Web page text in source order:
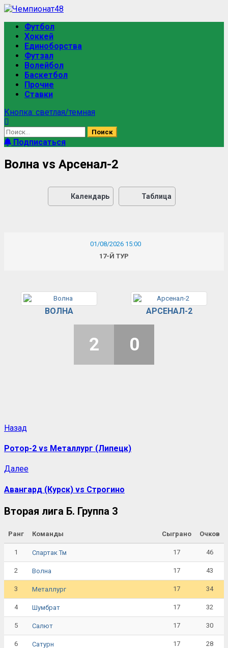
Футбол
Хоккей
Единоборства
Футзал
Волейбол
Баскетбол
Прочие
Ставки
Кнопка: светлая/темная
Подписаться
Волна vs Арсенал-2
Календарь Таблица
01/08/2026 15:00
17-Й ТУР
ВОЛНА АРСЕНАЛ-2
2 0
Назад
Ротор-2 vs Металлург (Липецк)
Далее
Авангард (Курск) vs Строгино
Вторая лига Б. Группа 3
Ранг Команды Сыграно Очков
1 Спартак Тм 17 46
2 Волна 17 43
3 Металлург 17 34
4 Шумбрат 17 32
5 Салют 17 30
6 Сатурн 17 28